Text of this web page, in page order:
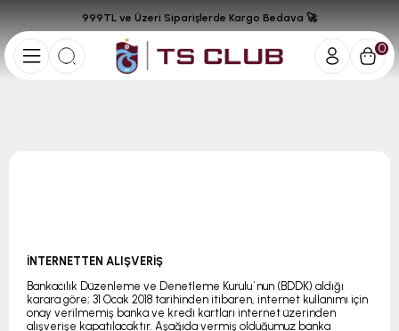
0
999TL ve Üzeri Siparişlerde Kargo Bedava 🚀
İNTERNETTEN ALIŞVERİŞ
Bankacılık Düzenleme ve Denetleme Kurulu`nun (BDDK) aldığı
karara göre; 31 Ocak 2018 tarihinden itibaren, internet kullanımı için
onay verilmemiş banka ve kredi kartları internet üzerinden
alışverişe kapatılacaktır. Aşağıda vermiş olduğumuz banka